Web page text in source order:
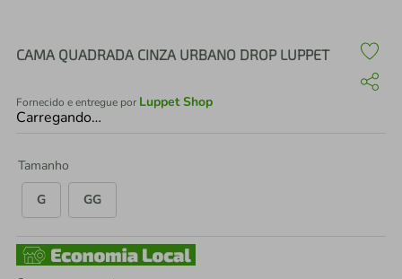
CAMA QUADRADA CINZA URBANO DROP LUPPET
Fornecido e entregue por Luppet Shop
Carregando…
Tamanho
G
GG